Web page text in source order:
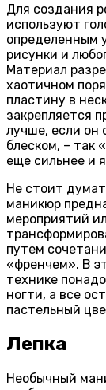
Для создания
используют
определенным
рисунки и
Материал
хаотичном
пластину в
закрепляется
лучше, если он
блеском, – так
еще сильнее и
Не стоит
маникюр
мероприятий
путем
«френчем». В
технике
ногти, а все
пастельный
Лепка
Необычный